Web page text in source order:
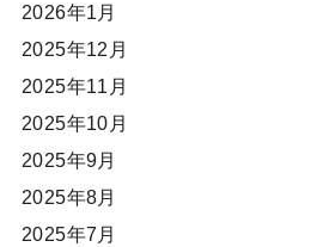
2026年1月
2025年12月
2025年11月
2025年10月
2025年9月
2025年8月
2025年7月